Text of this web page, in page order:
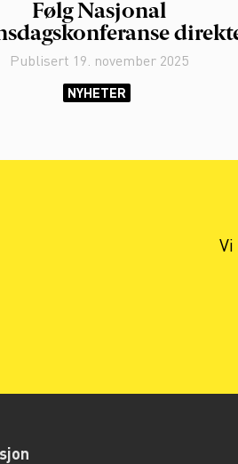
Følg Nasjonal
Publisert 19. november 2025
NYHETER